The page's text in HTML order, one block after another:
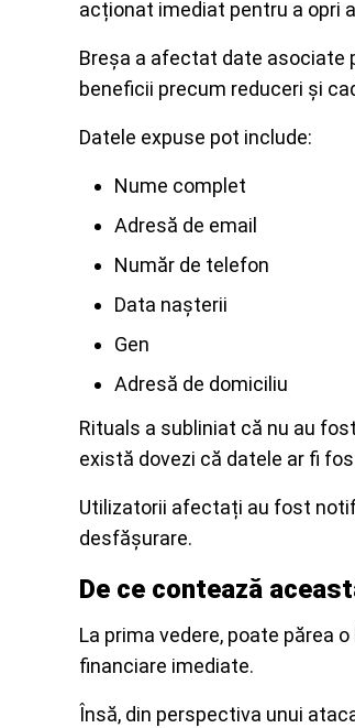
acționat imediat pentru a opri
Breșa a afectat date asociate
beneficii precum reduceri și
Datele expuse pot include:
Nume complet
Adresă de email
Număr de telefon
Data nașterii
Gen
Adresă de domiciliu
Rituals a subliniat că nu au
există dovezi că datele ar fi
Utilizatorii afectați au fost
desfășurare.
De ce contează
La prima vedere, poate părea
financiare imediate.
Însă, din perspectiva unui